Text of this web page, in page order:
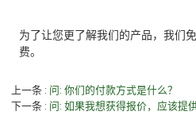
为了让您更了解我们的产品，我们
费。
上一条 问: 你们的付款方式是什么？
下一条 问: 如果我想获得报价，应该提